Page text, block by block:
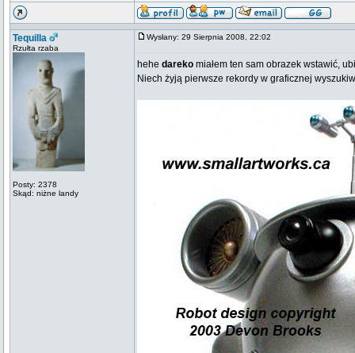
Tequilla
Rzułta rzaba
Posty: 2378
Skąd: niżne landy
Wysłany: 29 Sierpnia 2008, 22:02
hehe dareko miałem ten sam obrazek wstawić,
Niech żyją pierwsze rekordy w graficznej